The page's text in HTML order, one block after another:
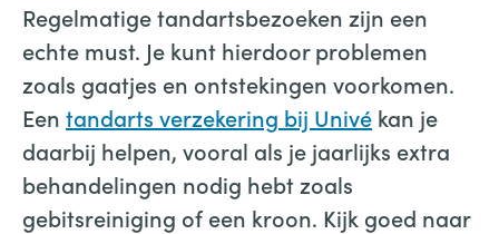
Regelmatige tandartsbezoeken zijn een
echte must. Je kunt hierdoor problemen
zoals gaatjes en ontstekingen voorkomen.
Een tandarts verzekering bij Univé kan je
daarbij helpen, vooral als je jaarlijks extra
behandelingen nodig hebt zoals
gebitsreiniging of een kroon. Kijk goed naar